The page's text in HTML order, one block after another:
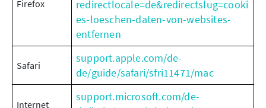
Firefox
redirectlocale=de&redirectslug=cooki
es-loeschen-daten-von-websites-
entfernen
Safari
support.apple.com/de-
de/guide/safari/sfri11471/mac
Internet
support.microsoft.com/de-